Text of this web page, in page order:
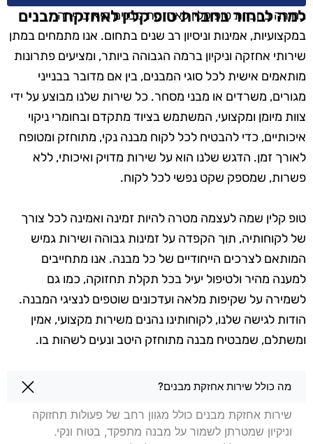
למה לבחור בחברת טופ קלין לאחזקת מבנים
בחירה בחברת טופ קלין לאחזקת מבנים היא בחירה
במקצועיות, אמינות וניסיון רב שנים בתחום. אנו מתמחים במתן
שירותי אחזקה וניקיון ברמה הגבוהה ביותר, ומציעים פתרונות
מותאמים אישית לכל סוגי המבנים, בין אם מדובר בבנייני
מגורים, משרדים או מבני מסחר. כל שירות שלנו מבוצע על ידי
צוות מיומן ומקצועי, המשתמש בציוד מתקדם ובחומרי ניקוי
איכותיים, כדי להבטיח לכל לקוח מבנה נקי, מתוחזק ומטופח
לאורך זמן. הדגש שלנו הוא על שירות מדויק ואיכותי, ללא
פשרות, שמספק שקט נפשי לכל לקוח.
טופ קלין שמה לעצמה מטרה להיות זמינה ואמינה לכל צורך
של לקוחותיה, תוך הקפדה על זמינות גבוהה ושירות גמיש
המותאם לצרכים הייחודיים של כל מבנה. אנו מתחייבים
למענה מהיר ולטיפול יעיל בכל תקלת תחזוקה, כמו גם
לשמירה על שקיפות מלאה ועדכונים שוטפים לנציגי המבנה.
הודות לגישה שלנו, לקוחותינו נהנים משירות מקצועי, אמין
ומשתלם, שמבטיח מבנה מתוחזק היטב ונעים לשהות בו.
שאלות בנושא אחזקת מבנים במעלה אדומים
מה כולל שירות אחזקת מבנים?
שירות אחזקת מבנים כולל מגוון רחב של פעולות תחזוקה
וניקיון שמטרתן לשמור על מבנה מתפקד, בטוח ונקי.